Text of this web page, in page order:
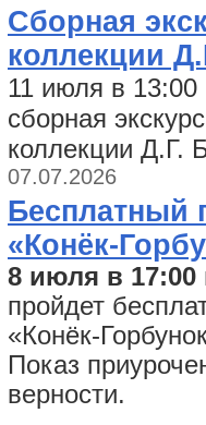
Сборная
коллекции
11 июля в 13:00
сборная
коллекции Д.Г.
07.07.2026
Бесплатный
«Конёк-
8 июля в 17:00
пройдет
«Конёк-
Показ
верности.